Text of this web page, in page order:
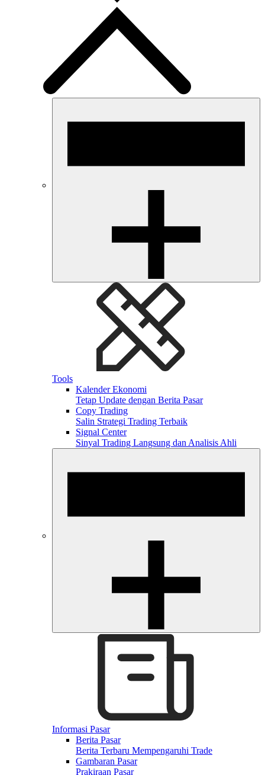
Tools
Kalender Ekonomi
Tetap Update dengan Berita Pasar
Copy Trading
Salin Strategi Trading Terbaik
Signal Center
Sinyal Trading Langsung dan Analisis Ahli
Informasi Pasar
Berita Pasar
Berita Terbaru Mempengaruhi Trade
Gambaran Pasar
Prakiraan Pasar